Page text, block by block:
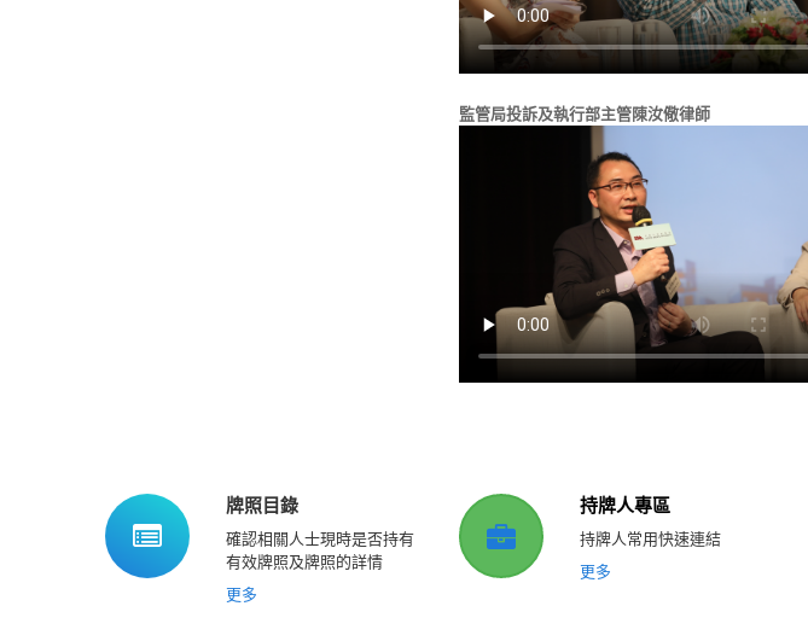
監管局投訴及執行部主管陳汝儆律師
牌照目錄
確認相關人士現時是否持有
有效牌照及牌照的詳情
更多
持牌人專區
持牌人常用快速連結
更多